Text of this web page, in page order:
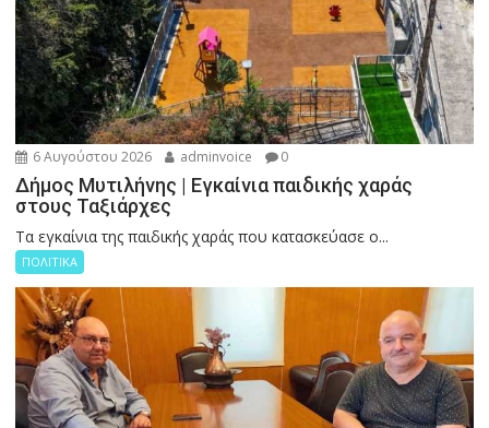
6 Αυγούστου 2026 adminvoice 0
Δήμος Μυτιλήνης | Εγκαίνια παιδικής χαράς
στους Ταξιάρχες
Tα εγκαίνια της παιδικής χαράς που κατασκεύασε ο...
ΠΟΛΙΤΙΚΑ